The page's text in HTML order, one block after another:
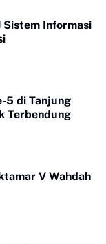
Sistem Informasi
5 di Tanjung
Terbendung
V Wahdah